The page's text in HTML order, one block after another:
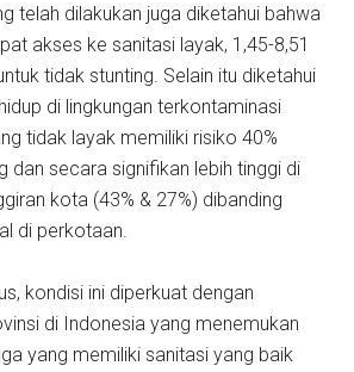
telah dilakukan juga diketahui bahwa
akses ke sanitasi layak, 1,45-8,51
tidak stunting. Selain itu diketahui
di lingkungan terkontaminasi
tidak layak memiliki risiko 40%
dan secara signifikan lebih tinggi di
kota (43% & 27%) dibanding
di perkotaan.
kondisi ini diperkuat dengan
di Indonesia yang menemukan
yang memiliki sanitasi yang baik